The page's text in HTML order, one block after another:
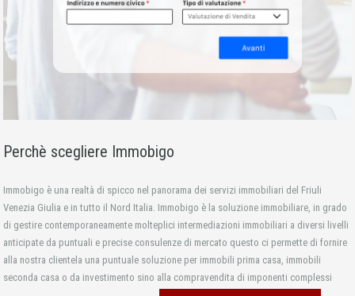
Perchè scegliere Immobigo
Immobigo è una realtà di spicco nel panorama dei servizi immobiliari del Friuli
Venezia Giulia e in tutto il Nord Italia. Immobigo è la soluzione immobiliare, in grado
di gestire contemporaneamente molteplici intermediazioni immobiliari a diversi livelli
anticipate da puntuali e precise consulenze di mercato questo ci permette di fornire
alla nostra clientela una puntuale soluzione per immobili prima casa, immobili
seconda casa o da investimento sino alla compravendita di imponenti complessi